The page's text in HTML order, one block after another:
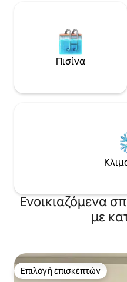
Πισίνα
Ενοικιαζόμενα
με
Επιλογή επισκεπτών
Επιλογή επισκεπτών